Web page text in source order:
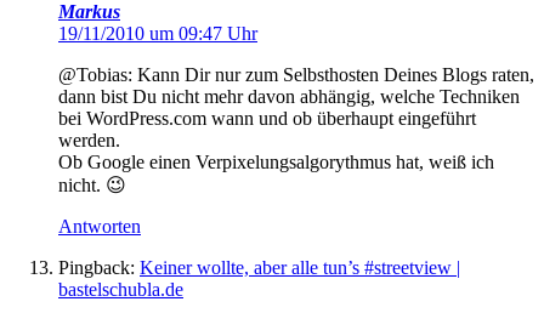
Markus
19/11/2010 um 09:47 Uhr
@Tobias: Kann Dir nur zum Selbsthosten Deines Blogs raten,
dann bist Du nicht mehr davon abhängig, welche Techniken
bei WordPress.com wann und ob überhaupt eingeführt
werden.
Ob Google einen Verpixelungsalgorythmus hat, weiß ich
nicht. 😉
Antworten
Pingback: Keiner wollte, aber alle tun’s #streetview |
bastelschubla.de